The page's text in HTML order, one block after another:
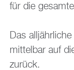
für die
Das
mit­tel­bar auf
zu­rück.